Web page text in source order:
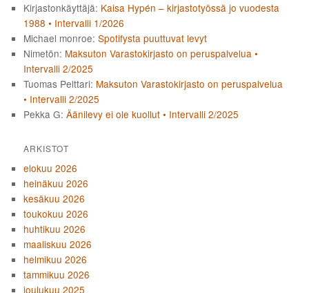
Kirjastonkäyttäjä: Kaisa Hypén – kirjastotyössä jo vuodesta
1988 • Intervalli 1/2026
Michael monroe:Spotifysta puuttuvat levyt
Nimetön: Maksuton Varastokirjasto on peruspalvelua •
Intervalli 2/2025
Tuomas Pelttari: Maksuton Varastokirjasto on peruspalvelua
• Intervalli 2/2025
Pekka G:Äänilevy ei ole kuollut • Intervalli 2/2025
ARKISTOT
elokuu 2026
heinäkuu 2026
kesäkuu 2026
toukokuu 2026
huhtikuu 2026
maaliskuu 2026
helmikuu 2026
tammikuu 2026
joulukuu 2025